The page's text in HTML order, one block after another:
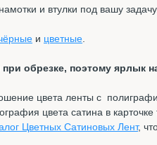
и втулки под вашу задачу.
и цветные
обрезке, поэтому ярлык
цвета ленты с
цвета сатина в карточке
Цветных Сатиновых Лент,